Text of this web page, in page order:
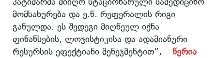
მომსახურება და ე.წ. რეფერალის რიგი
განულდა. ეს შედეგი მიღწეულ იქნა
ფინანსების, ლოჯისტიკისა და ადამიანური
რესურსის ეფექტიანი მენეჯმენტით”, – წერია